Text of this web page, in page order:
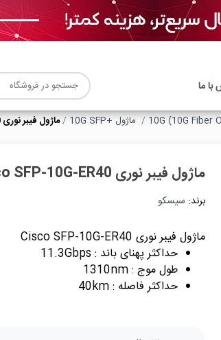
ما
ماژول +10G SFP ماژول فیبر نوری Cisco SFP-10G-ER40
ماژول فیبر نوری Cisco SFP-10G-ER40
برند: سیسکو
ماژول فیبر نوری Cisco SFP-10G-ER40
حداکثر پهنای باند : 11.3Gbps
طول موج : 1310nm
حداکثر فاصله : 40km